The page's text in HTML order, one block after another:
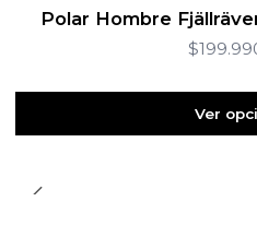
Polar Hombre
Ver